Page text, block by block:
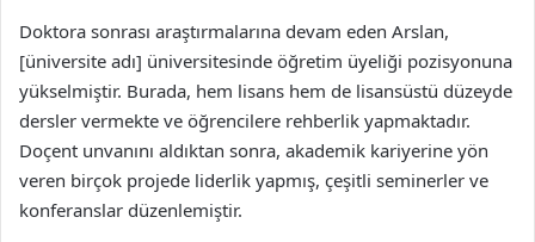
Doktora sonrası araştırmalarına devam eden Arslan,
[üniversite adı] üniversitesinde öğretim üyeliği pozisyonuna
yükselmiştir. Burada, hem lisans hem de lisansüstü düzeyde
dersler vermekte ve öğrencilere rehberlik yapmaktadır.
Doçent unvanını aldıktan sonra, akademik kariyerine yön
veren birçok projede liderlik yapmış, çeşitli seminerler ve
konferanslar düzenlemiştir.